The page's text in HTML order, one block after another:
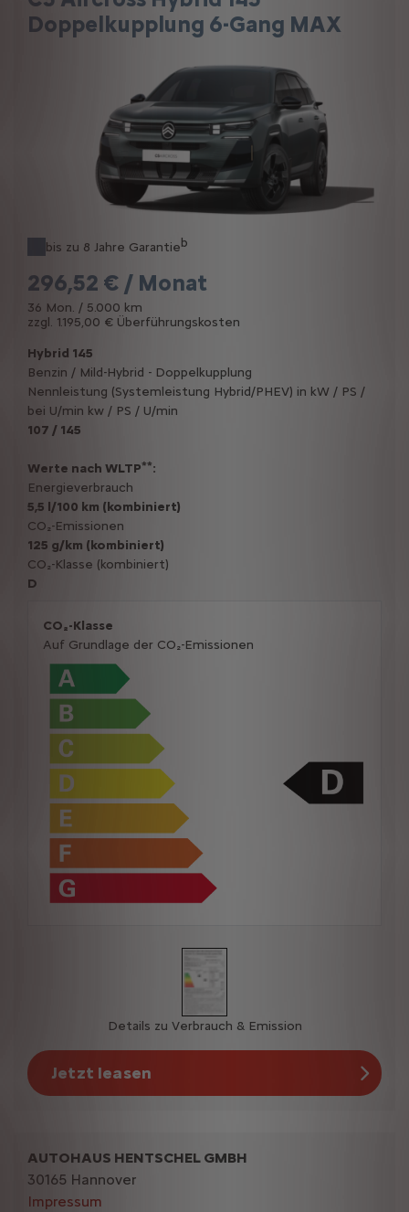
Doppelkupplung 6-Gang MAX
bis zu 8 Jahre Garantieb
296,52 € / Monat
36 Mon. / 5.000 km
zzgl. 1.195,00 € Überführungskosten
Hybrid 145
Benzin / Mild-Hybrid - Doppelkupplung
Nennleistung (Systemleistung Hybrid/PHEV) in kW / PS /
bei U/min kw / PS / U/min
107 / 145
Werte nach WLTP**:
Energieverbrauch
5,5 l/100 km (kombiniert)
CO₂-Emissionen
125 g/km (kombiniert)
CO₂-Klasse (kombiniert)
D
CO₂-Klasse
Auf Grundlage der CO₂-Emissionen
Details zu Verbrauch & Emission
Jetzt leasen
AUTOHAUS HENTSCHEL GMBH
30165 Hannover
Impressum